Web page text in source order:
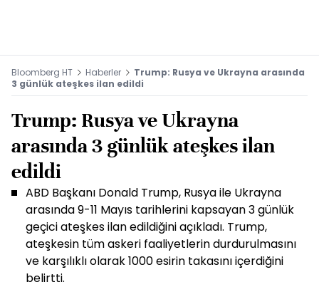
Bloomberg HT Haberler
Trump: Rusya ve Ukrayna arasında
3 günlük ateşkes ilan edildi
Trump: Rusya ve Ukrayna
arasında 3 günlük ateşkes ilan
edildi
ABD Başkanı Donald Trump, Rusya ile Ukrayna
arasında 9-11 Mayıs tarihlerini kapsayan 3 günlük
geçici ateşkes ilan edildiğini açıkladı. Trump,
ateşkesin tüm askeri faaliyetlerin durdurulmasını
ve karşılıklı olarak 1000 esirin takasını içerdiğini
belirtti.